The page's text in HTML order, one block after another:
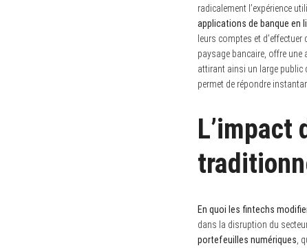
radicalement l’expérience
applications de banque en
leurs comptes et
paysage bancaire, offre une
attirant ainsi un large public
permet de répondre
L’impact
En quoi les fintechs
dans la disruption du
portefeuilles numériques ,